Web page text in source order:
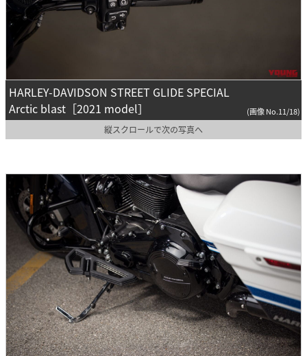
HARLEY-DAVIDSON STREET GLIDE SPECIAL
Arctic blast［2021 model］
(画像 No.11/18)
縦スクロールで次の写真へ